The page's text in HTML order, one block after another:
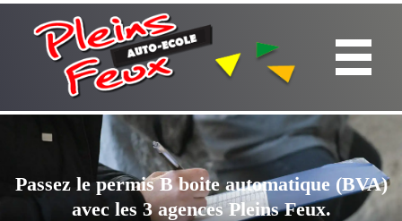
Passez le permis B boite automatique (BVA)
avec les 3 agences Pleins Feux.